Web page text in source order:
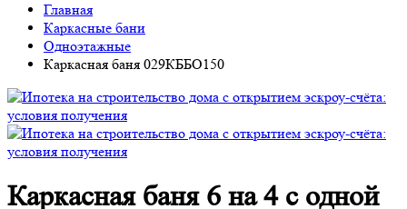
Главная
Каркасные бани
Одноэтажные
Каркасная баня 029КББО150
Каркасная баня 6 на 4 с одной